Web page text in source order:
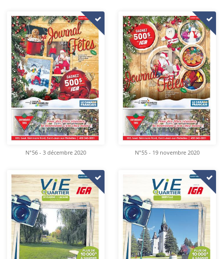
N°56 - 3 décembre 2020 N°55 - 19 novembre 2020